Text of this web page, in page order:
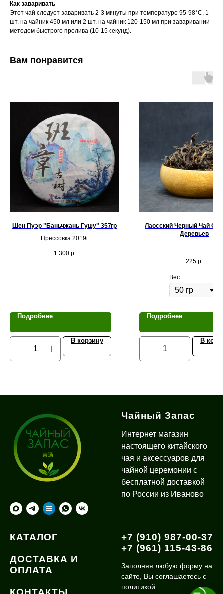
Как заваривать
Этот чай следует заваривать 2-3 минуты при температуре 95-98°С, 1
шт. на чайник 450 мл или 2 шт. на чайник 120-150 мл при заваривании
методом быстрого пролива (10-15 секунд).
Вам понравится
Шен Пуэр "Баньчжань Гушу" 357гр
Прессовка 2019г.
1 300 р.
Подробнее
В корзину
Лаосский Черный Чай Со
Деревьев
225 р.
Вес
Подробнее
В
Чайный Запас
Интернет магазин
настоящего китайского
чая и аксессуаров для
чайной церемонии с
бесплатной доставкой
по России из Иваново
КАТАЛОГ
ДОСТАВКА И
ОПЛАТА
КОНТАКТЫ
+7 (910) 987-00-37
+7 (961) 115-43-86
Заполняя любую форму на
сайте, Вы соглашаетесь с
политикой